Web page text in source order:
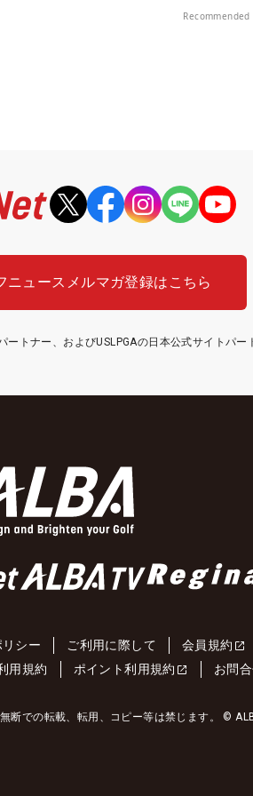
Recommended
ニュース メルマガ登録はこちら
トナー、およびUSLPGAの日本公式サイトパー
シー ご利用に際して 会員規約
用規約 ポイント利用規約 お問
断での転載、転用、コピー等は禁じます。 ©